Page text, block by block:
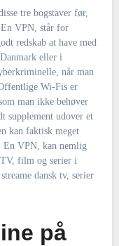
tre bogstaver før,
VPN, står for
redskab at have med
eller i
når man
Wi-Fis er
man ikke behøver
supplement udover et
kan faktisk meget
En VPN, kan nemlig
TV, film og serier i
dansk tv, serier
på